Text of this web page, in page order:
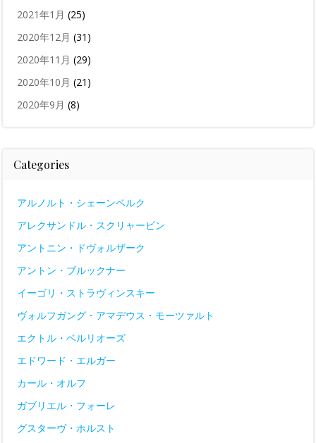
2021年1月 (25)
2020年12月 (31)
2020年11月 (29)
2020年10月 (21)
2020年9月 (8)
Categories
アルノルト・シェーンベルク
アレクサンドル・スクリャービン
アントニン・ドヴォルザーク
アントン・ブルックナー
イーゴリ・ストラヴィンスキー
ヴォルフガング・アマデウス・モーツァルト
エクトル・ベルリオーズ
エドワード・エルガー
カール・オルフ
ガブリエル・フォーレ
グスターヴ・ホルスト